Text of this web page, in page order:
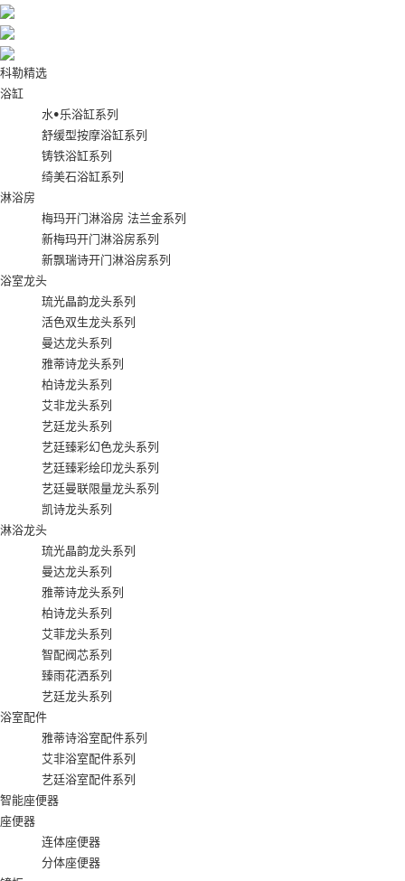
科勒精选
浴缸
水•乐浴缸系列
舒缓型按摩浴缸系列
铸铁浴缸系列
绮美石浴缸系列
淋浴房
梅玛开门淋浴房 法兰金系列
新梅玛开门淋浴房系列
新飘瑞诗开门淋浴房系列
浴室龙头
琉光晶韵龙头系列
活色双生龙头系列
曼达龙头系列
雅蒂诗龙头系列
柏诗龙头系列
艾非龙头系列
艺廷龙头系列
艺廷臻彩幻色龙头系列
艺廷臻彩绘印龙头系列
艺廷曼联限量龙头系列
凯诗龙头系列
淋浴龙头
琉光晶韵龙头系列
曼达龙头系列
雅蒂诗龙头系列
柏诗龙头系列
艾菲龙头系列
智配阀芯系列
臻雨花洒系列
艺廷龙头系列
浴室配件
雅蒂诗浴室配件系列
艾非浴室配件系列
艺廷浴室配件系列
智能座便器
座便器
连体座便器
分体座便器